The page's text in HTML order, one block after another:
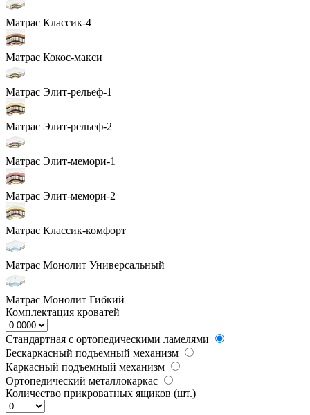
Матрас Классик-4
Матрас Кокос-макси
Матрас Элит-рельеф-1
Матрас Элит-рельеф-2
Матрас Элит-мемори-1
Матрас Элит-мемори-2
Матрас Классик-комфорт
Матрас Монолит Универсальный
Матрас Монолит Гибкий
Комплектация кроватей
Стандартная с ортопедическими ламелями
Бескаркасный подъемный механизм
Каркасный подъемный механизм
Ортопедический металлокаркас
Количество прикроватных ящиков (шт.)